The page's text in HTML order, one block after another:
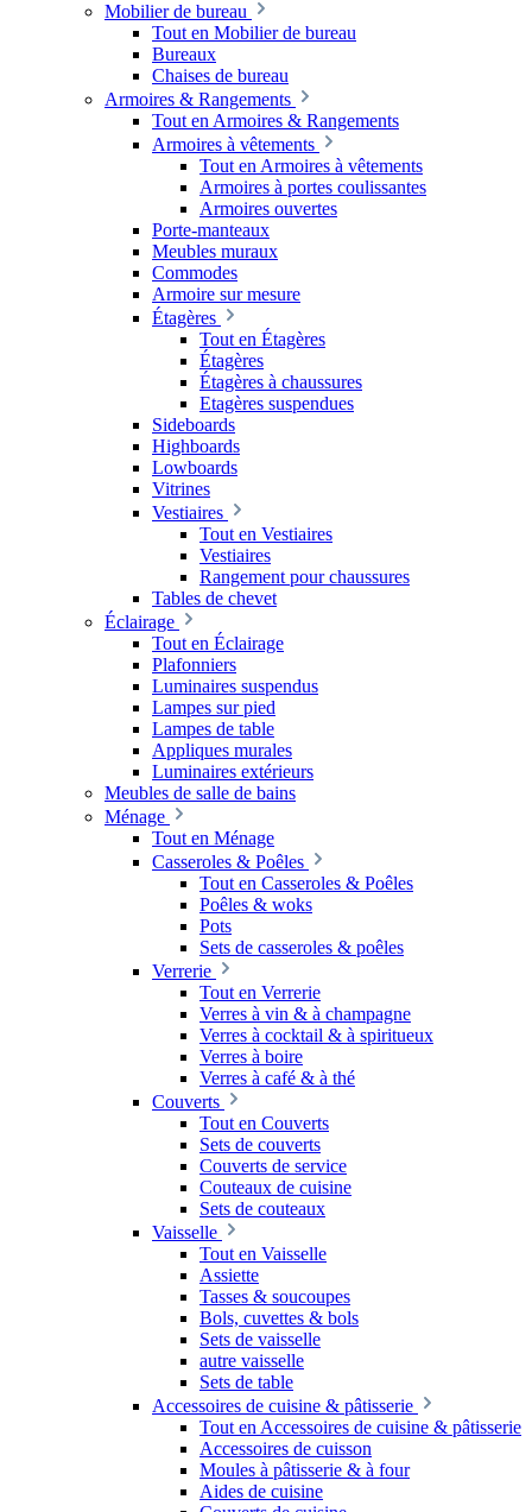
Mobilier de bureau
Tout en Mobilier de bureau
Bureaux
Chaises de bureau
Armoires & Rangements
Tout en Armoires & Rangements
Armoires à vêtements
Tout en Armoires à vêtements
Armoires à portes coulissantes
Armoires ouvertes
Porte-manteaux
Meubles muraux
Commodes
Armoire sur mesure
Étagères
Tout en Étagères
Étagères
Étagères à chaussures
Etagères suspendues
Sideboards
Highboards
Lowboards
Vitrines
Vestiaires
Tout en Vestiaires
Vestiaires
Rangement pour chaussures
Tables de chevet
Éclairage
Tout en Éclairage
Plafonniers
Luminaires suspendus
Lampes sur pied
Lampes de table
Appliques murales
Luminaires extérieurs
Meubles de salle de bains
Ménage
Tout en Ménage
Casseroles & Poêles
Tout en Casseroles & Poêles
Poêles & woks
Pots
Sets de casseroles & poêles
Verrerie
Tout en Verrerie
Verres à vin & à champagne
Verres à cocktail & à spiritueux
Verres à boire
Verres à café & à thé
Couverts
Tout en Couverts
Sets de couverts
Couverts de service
Couteaux de cuisine
Sets de couteaux
Vaisselle
Tout en Vaisselle
Assiette
Tasses & soucoupes
Bols, cuvettes & bols
Sets de vaisselle
autre vaisselle
Sets de table
Accessoires de cuisine & pâtisserie
Tout en Accessoires de cuisine & pâtisserie
Accessoires de cuisson
Moules à pâtisserie & à four
Aides de cuisine